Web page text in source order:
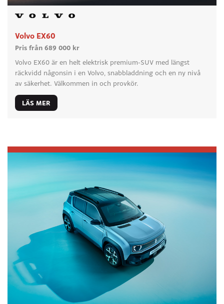
Volvo EX60
Pris från 689 000 kr
Volvo EX60 är en helt elektrisk premium-SUV med längst
räckvidd någonsin i en Volvo, snabbladdning och en ny nivå
av säkerhet. Välkommen in och provkör.
LÄS MER